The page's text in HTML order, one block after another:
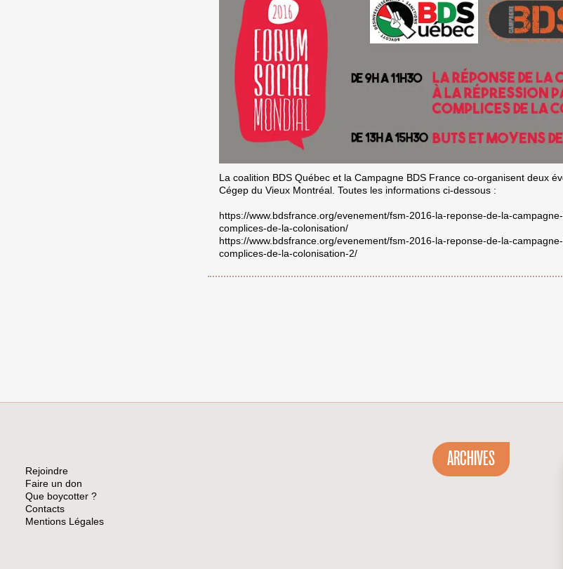
La coalition BDS Québec et la Campagne BDS France co-organisent deux
Cégep du Vieux Montréal. Toutes les informations ci-dessous :
https://www.bdsfrance.org/evenement/fsm-2016-la-reponse-de-la-
complices-de-la-colonisation/
https://www.bdsfrance.org/evenement/fsm-2016-la-reponse-de-la-
complices-de-la-colonisation-2/
Rejoindre
Faire un don
Que boycotter ?
Contacts
Mentions Légales
ARCHIVES